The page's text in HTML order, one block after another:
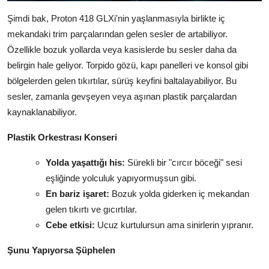
Şimdi bak, Proton 418 GLXi'nin yaşlanmasıyla birlikte iç
mekandaki trim parçalarından gelen sesler de artabiliyor.
Özellikle bozuk yollarda veya kasislerde bu sesler daha da
belirgin hale geliyor. Torpido gözü, kapı panelleri ve konsol gibi
bölgelerden gelen tıkırtılar, sürüş keyfini baltalayabiliyor. Bu
sesler, zamanla gevşeyen veya aşınan plastik parçalardan
kaynaklanabiliyor.
Plastik Orkestrası Konseri
Yolda yaşattığı his: Sürekli bir "cırcır böceği" sesi
eşliğinde yolculuk yapıyormuşsun gibi.
En bariz işaret: Bozuk yolda giderken iç mekandan
gelen tıkırtı ve gıcırtılar.
Cebe etkisi: Ucuz kurtulursun ama sinirlerin yıpranır.
Şunu Yapıyorsa Şüphelen